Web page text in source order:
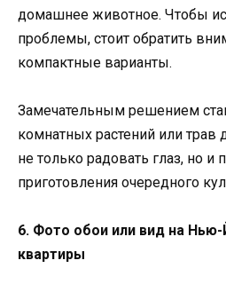
домашнее животное. Чтобы
проблемы, стоит обратить
компактные варианты.
Замечательным решением
комнатных растений или трав
не только радовать глаз, но и
приготовления очередного
6. Фото обои или вид на Нью-
квартиры